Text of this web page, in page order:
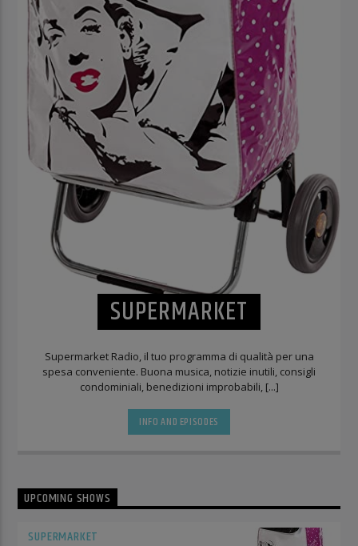
SUPERMARKET
Supermarket Radio, il tuo programma di qualità per una
spesa conveniente. Buona musica, notizie inutili, consigli
condominiali, benedizioni improbabili, [...]
INFO AND EPISODES
UPCOMING SHOWS
SUPERMARKET